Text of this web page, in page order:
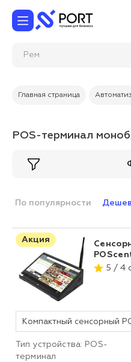
Главная страница
POS-терминал
По популярности
Акция
5 / 4
Тип устройства: POS-
терминал